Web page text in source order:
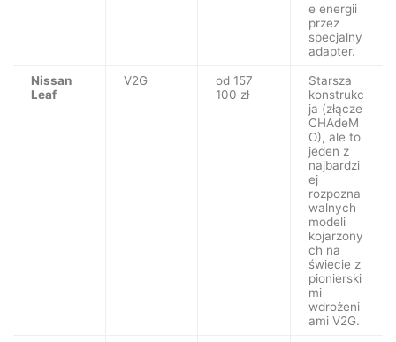
e energii
przez
specjalny
adapter.
Nissan
Leaf
V2G
od 157
100 zł
Starsza
konstrukc
ja (złącze
CHAdeM
O), ale to
jeden z
najbardzi
ej
rozpozna
walnych
modeli
kojarzony
ch na
świecie z
pionierski
mi
wdrożeni
ami V2G.